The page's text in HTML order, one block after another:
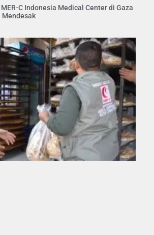
C Indonesia Medical Center di Gaza
Mendesak